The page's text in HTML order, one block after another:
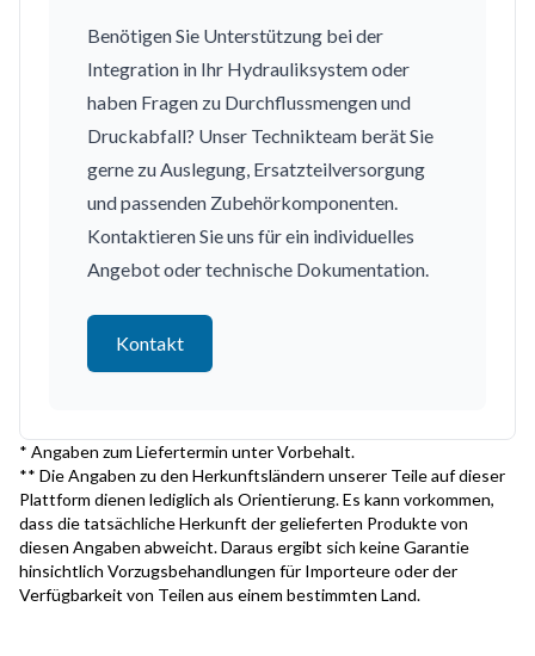
Benötigen Sie Unterstützung bei der
Integration in Ihr Hydrauliksystem oder
haben Fragen zu Durchflussmengen und
Druckabfall? Unser Technikteam berät Sie
gerne zu Auslegung, Ersatzteilversorgung
und passenden Zubehörkomponenten.
Kontaktieren Sie uns für ein individuelles
Angebot oder technische Dokumentation.
Kontakt
* Angaben zum Liefertermin unter Vorbehalt.
** Die Angaben zu den Herkunftsländern unserer Teile auf dieser
Plattform dienen lediglich als Orientierung. Es kann vorkommen,
dass die tatsächliche Herkunft der gelieferten Produkte von
diesen Angaben abweicht. Daraus ergibt sich keine Garantie
hinsichtlich Vorzugsbehandlungen für Importeure oder der
Verfügbarkeit von Teilen aus einem bestimmten Land.